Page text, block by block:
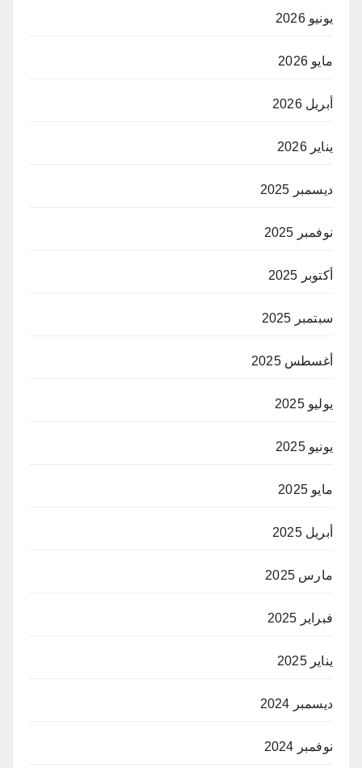
يونيو 2026
مايو 2026
أبريل 2026
يناير 2026
ديسمبر 2025
نوفمبر 2025
أكتوبر 2025
سبتمبر 2025
أغسطس 2025
يوليو 2025
يونيو 2025
مايو 2025
أبريل 2025
مارس 2025
فبراير 2025
يناير 2025
ديسمبر 2024
نوفمبر 2024